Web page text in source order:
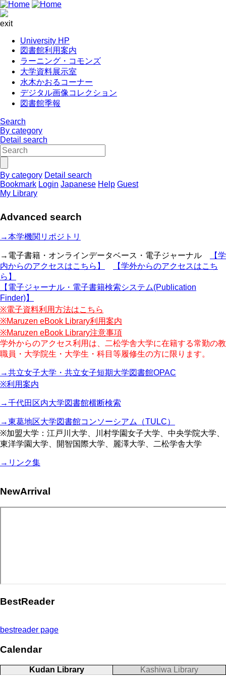
exit
University HP
図書館利用案内
ラーニング・コモンズ
大学資料展示室
水木かおるコーナー
デジタル画像コレクション
図書館季報
Search
By category
Detail search
By category Detail search
Bookmark Login Japanese Help Guest
My Library
Advanced search
→本学機関リポジトリ
→電子書籍・オンラインデータベース・電子ジャーナル
【学
内からのアクセスはこちら】
【学外からのアクセスはこち
ら】
【電子ジャーナル・電子書籍検索システム(Publication
Finder)】
※電子資料利用方法はこちら
※Maruzen eBook Library利用案内
※Maruzen eBook Library注意事項
学外からのアクセス利用は、二松学舎大学に在籍する常勤の教
職員・大学院生・大学生・科目等履修生の方に限ります。
→共立女子大学・共立女子短期大学図書館OPAC
※利用案内
→千代田区内大学図書館横断検索
→東葛地区大学図書館コンソーシアム（TULC）
※加盟大学：江戸川大学、川村学園女子大学、中央学院大学、
東洋学園大学、開智国際大学、麗澤大学、二松学舎大学
→リンク集
NewArrival
BestReader
bestreader page
Calendar
Kudan Library Kashiwa Library